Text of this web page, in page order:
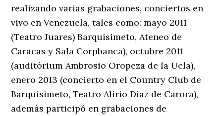
realizando varias grabaciones, conciertos en
vivo en Venezuela, tales como: mayo 2011
(Teatro Juares) Barquisimeto, Ateneo de
Caracas y Sala Corpbanca), octubre 2011
(auditórium Ambrosio Oropeza de la Ucla),
enero 2013 (concierto en el Country Club de
Barquisimeto, Teatro Alirio Díaz de Carora),
además participó en grabaciones de